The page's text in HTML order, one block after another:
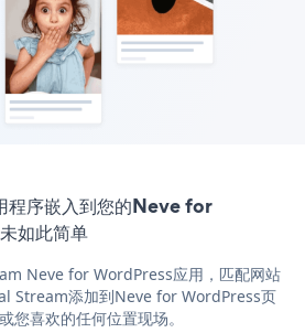
序嵌入到您的Neve for
如此简单
Neve for WordPress应用，匹配网站
Stream添加到Neve for WordPress页
您喜欢的任何位置现场。